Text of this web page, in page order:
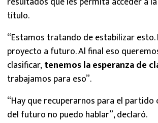
título.
“Estamos tratando de estabilizar esto.
proyecto a futuro. Al final eso
clasificar,tenemos la esperanza de
trabajamos para eso”.
“Hay que recuperarnos para el
del futuro no puedo hablar”, declaró.